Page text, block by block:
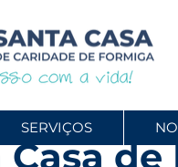
SERVIÇOS
Casa